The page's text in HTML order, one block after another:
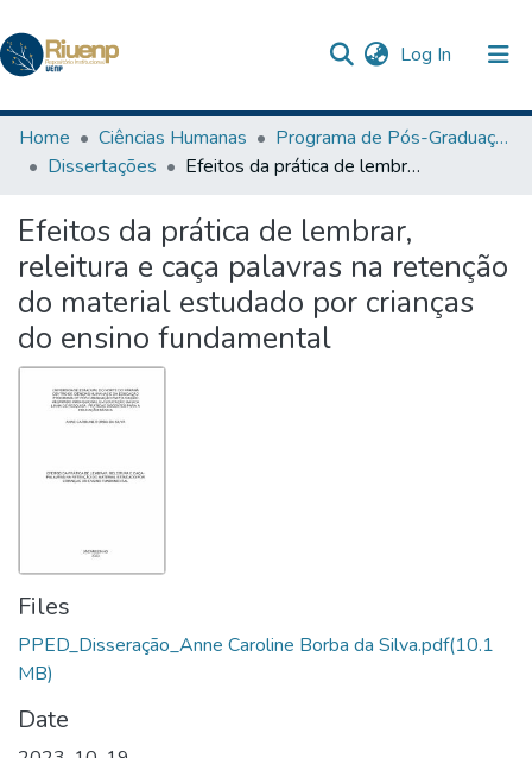
Log In (current)
Communities & Collections
Browse DSpace
Statistics
The Repository
Home Ciências Humanas
Programa de Pós-Graduação em Educação
Dissertações
Efeitos da prática de lembrar, releitura e caça palavras na retenção do material estudado por crianças do ensino fundamental
Efeitos da prática de lembrar,
releitura e caça palavras na retenção
do material estudado por crianças
do ensino fundamental
Files
PPED_Disseração_Anne Caroline Borba da Silva.pdf(10.1
MB)
Date